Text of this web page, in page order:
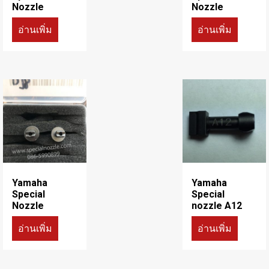
Nozzle
อ่านเพิ่ม
Nozzle
อ่านเพิ่ม
Yamaha
Special
Nozzle
อ่านเพิ่ม
Yamaha
Special
nozzle A12
อ่านเพิ่ม